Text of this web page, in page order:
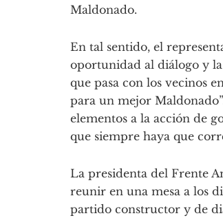
Maldonado.
En tal sentido, el
oportunidad al diálogo y la
que pasa con los vecinos
para un mejor
elementos a la acción de
que siempre haya que
La presidenta del Frente
reunir en una mesa a los
partido constructor y de